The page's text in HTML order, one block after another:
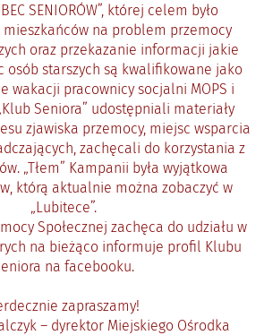
SENIORÓW”, której celem było
na problem przemocy
oraz przekazanie informacji jakie
osób starszych są kwalifikowane jako
wakacji pracownicy socjalni MOPS i
Seniora” udostępniali materiały
zjawiska przemocy, miejsc wsparcia
zachęcali do korzystania z
„Tłem” Kampanii była wyjątkowa
którą aktualnie można zobaczyć w
„Lubitece”.
Społecznej zachęca do udziału w
na bieżąco informuje profil Klubu
na facebooku.
zapraszamy!
– dyrektor Miejskiego Ośrodka